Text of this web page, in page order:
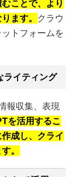
ことで、より
ます。 クラウ
トフォームを
ライティング
報収集、表現
を活用するこ
成し、クライ
。